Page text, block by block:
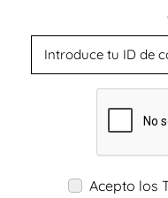
Acepto los